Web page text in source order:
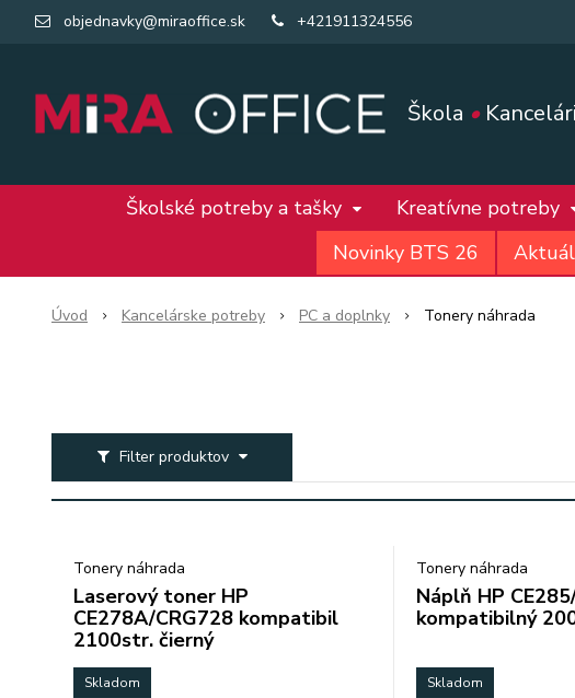
Škola •
objednavky@miraoffice.sk +421911324556
Školské potreby a tašky Kreatívne potreby
Novinky BTS 26
Úvod Kancelárske potreby PC a doplnky Tonery náhrada
Filter produktov
Tonery náhrada
Laserový toner HP
CE278A/CRG728 kompatibil
2100str. čierný
Skladom
Tonery náhrada
Náplň HP
kompatibilný
Skladom